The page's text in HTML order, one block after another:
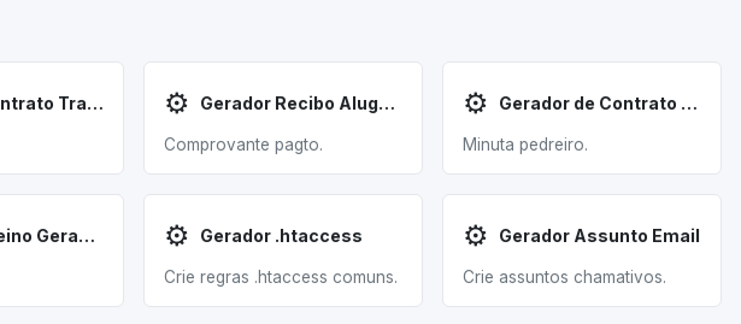
Gerador Contrato Trabalho ⚙️ Gerador Recibo Aluguel
Comprovante pagto.
⚙️ Gerador de Contrato Obra
Minuta pedreiro.
Ficha de Treino Gerador ⚙️ Gerador .htaccess
Crie regras .htaccess comuns.
⚙️ Gerador Assunto Email
Crie assuntos chamativos.